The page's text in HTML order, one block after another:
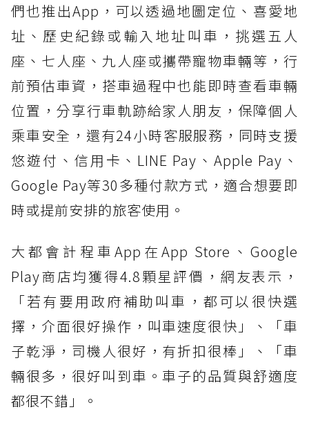
們也推出App，可以透過地圖定位、喜愛地
址、歷史紀錄或輸入地址叫車，挑選五人
座、七人座、九人座或攜帶寵物車輛等，行
前預估車資，搭車過程中也能即時查看車輛
位置，分享行車軌跡給家人朋友，保障個人
乘車安全，還有24小時客服服務，同時支援
悠遊付、信用卡、LINE Pay、Apple Pay、
Google Pay等30多種付款方式，適合想要即
時或提前安排的旅客使用。
大都會計程車App在App Store、Google
Play商店均獲得4.8顆星評價，網友表示，
「若有要用政府補助叫車，都可以很快選
擇，介面很好操作，叫車速度很快」、「車
子乾淨，司機人很好，有折扣很棒」、「車
輛很多，很好叫到車。車子的品質與舒適度
都很不錯」。